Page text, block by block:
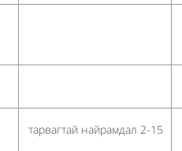
тарвагтай найрамдал 2-15